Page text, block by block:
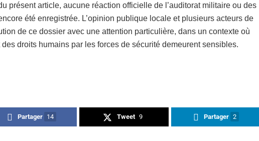
présent article, aucune réaction officielle de l’auditorat militaire ou des
été enregistrée. L’opinion publique locale et plusieurs acteurs de
de ce dossier avec une attention particulière, dans un contexte où
droits humains par les forces de sécurité demeurent sensibles.
Partager 14 Tweet 9 Partager 2